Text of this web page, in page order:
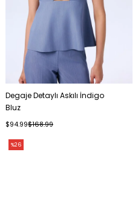
Degaje Detaylı Askılı İndigo
Bluz
$94.99$168.99
%26